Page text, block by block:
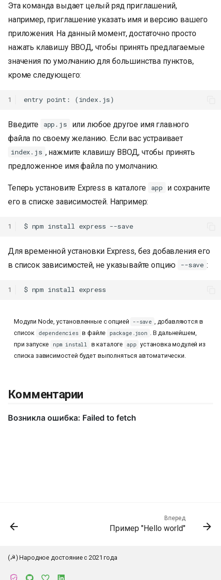
с
а
Эта команда выдает целый ряд приглашений,
например, приглашение указать имя и версию вашего
приложения. На данный момент, достаточно просто
нажать клавишу ВВОД, чтобы принять предлагаемые
значения по умолчанию для большинства пунктов,
кроме следующего:
1
Введите app.js
или любое другое имя главного
файла по своему желанию. Если вас устраивает
index.js , нажмите клавишу ВВОД, чтобы принять
предложенное имя файла по умолчанию.
Теперь установите Express в каталоге app
и сохраните
его в списке зависимостей. Например:
1 $ npm install express --save
Для временной установки Express, без добавления его
в список зависимостей, не указывайте опцию
--save :
1
Модули Node, установленные с опцией --save , добавляются в
список
dependencies в файле package.json . В дальнейшем,
при запуске
npm install в каталоге app установка модулей из
списка зависимостей будет выполняться автоматически.
Комментарии
К началу
Вперед
Пример "Hello world"
(☭) Народное достояние с 2021 года